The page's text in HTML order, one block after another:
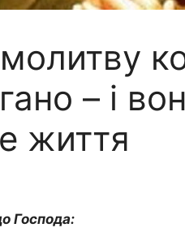
– і
життя
Господа: